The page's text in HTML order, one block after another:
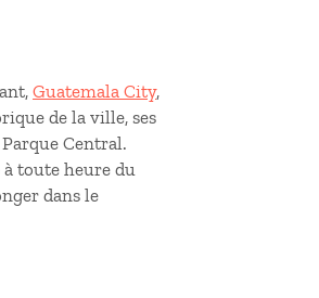
Guatemala City,
de la ville, ses
Central.
toute heure du
dans le